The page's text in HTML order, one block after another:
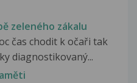
zeleného zákalu
čas chodit k očaři tak
diagnostikovaný...